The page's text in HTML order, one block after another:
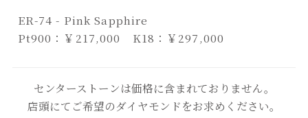
ER-74 - Pink Sapphire
Pt900：￥217,000 K18：￥297,000
センターストーンは価格に含まれておりません。
店頭にてご希望のダイヤモンドをお求めください。